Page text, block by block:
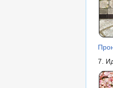
7.